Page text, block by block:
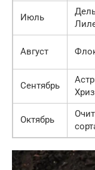
Июль
Август
Сентябрь
Октябрь